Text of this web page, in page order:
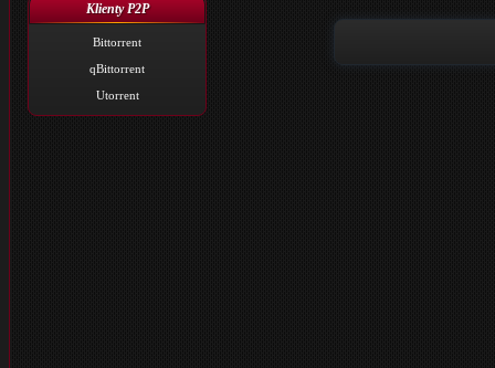
Klienty P2P
Bittorrent
qBittorrent
Utorrent